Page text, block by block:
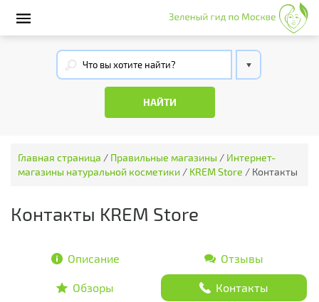
Главная страница / Правильные магазины / Интернет-
магазины натуральной косметики / KREM Store / Контакты
Контакты KREM Store
Описание Отзывы
Обзоры Контакты